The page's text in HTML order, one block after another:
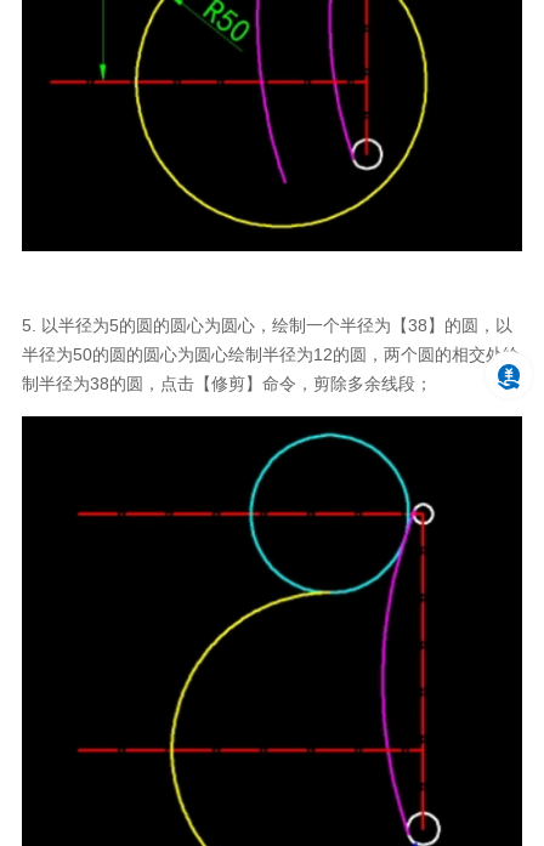
5. 以半径为5的圆的圆心为圆心，绘制一个半径为【38】的圆，以
半径为50的圆的圆心为圆心绘制半径为12的圆，两个圆的相交处绘
制半径为38的圆，点击【修剪】命令，剪除多余线段；